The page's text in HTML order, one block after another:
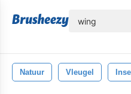
Natuur Vleugel